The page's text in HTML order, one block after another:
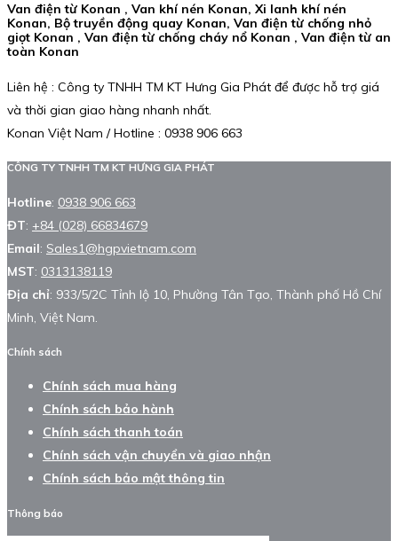
Van điện từ Konan , Van khí nén Konan, Xi lanh khí nén
Konan, Bộ truyền động quay Konan, Van điện từ chống nhỏ
giọt Konan , Van điện từ chống cháy nổ Konan , Van điện từ an
toàn Konan
Liên hệ : Công ty TNHH TM KT Hưng Gia Phát để được hỗ trợ giá
và thời gian giao hàng nhanh nhất.
Konan Việt Nam / Hotline : 0938 906 663
CÔNG TY TNHH TM KT HƯNG GIA PHÁT
Hotline: 0938 906 663
ĐT: +84 (028) 66834679
Email: Sales1@hgpvietnam.com
MST: 0313138119
Địa chỉ: 933/5/2C Tỉnh lộ 10, Phường Tân Tạo, Thành phố Hồ Chí
Minh, Việt Nam.
Chính sách
Chính sách mua hàng
Chính sách bảo hành
Chính sách thanh toán
Chính sách vận chuyển và giao nhận
Chính sách bảo mật thông tin
Thông báo